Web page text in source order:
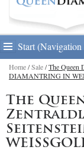
Start
Home/Sale/The Queen
DIAMANTRING IN
The